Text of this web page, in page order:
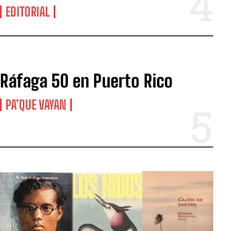
EDITORIAL
Ráfaga 50 en Puerto Rico
PA’QUE VAYAN